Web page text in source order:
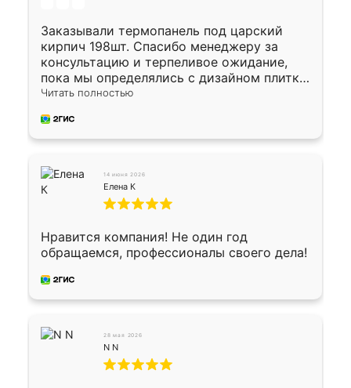
Заказывали термопанель под царский
кирпич 198шт. Спасибо менеджеру за
консультацию и терпеливое ожидание,
пока мы определялись с дизайном плитки.
Исполнен заказ в срок, спасибо
предоплата наличкой 50%. Накануне с
водителем договорились о доставке в
Окончательный расчет при получении.
Огромная благодарность водителю, помог
выгрузить. Получили коробку плитки на
Осталось дело за малым-монтировать)))
Подарили два больших вазона трапеция
из архитектурного бетона-красота.
Читать полностью
14 июня 2026
Елена К
Нравится компания! Не один год
обращаемся, профессионалы своего дела!
28 мая 2026
N N